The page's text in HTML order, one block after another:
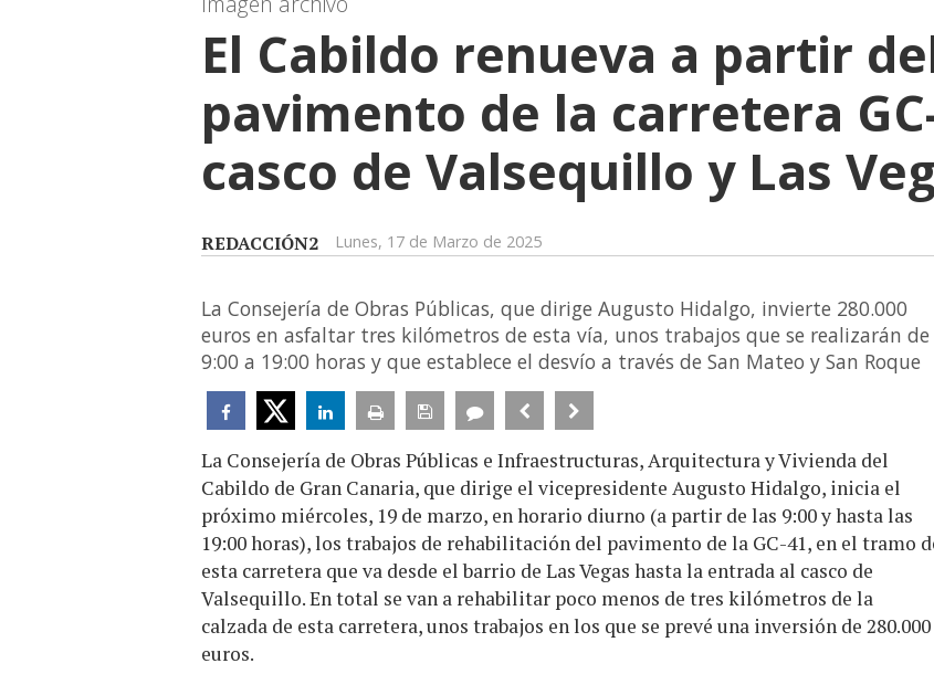
El Cabildo renueva a partir
pavimento de la carretera
casco de Valsequillo y Las
REDACCIÓN2 Lunes, 17 de Marzo de 2025
La Consejería de Obras Públicas, que dirige Augusto Hidalgo, invierte 280.000
euros en asfaltar tres kilómetros de esta vía, unos trabajos que se realizarán de
9:00 a 19:00 horas y que establece el desvío a través de San Mateo y San Roque
La Consejería de Obras Públicas e Infraestructuras, Arquitectura y Vivienda del
Cabildo de Gran Canaria, que dirige el vicepresidente Augusto Hidalgo, inicia el
próximo miércoles, 19 de marzo, en horario diurno (a partir de las 9:00 y hasta las
19:00 horas), los trabajos de rehabilitación del pavimento de la GC-41, en el tramo
esta carretera que va desde el barrio de Las Vegas hasta la entrada al casco de
Valsequillo. En total se van a rehabilitar poco menos de tres kilómetros de la
calzada de esta carretera, unos trabajos en los que se prevé una inversión de 280.000
euros.